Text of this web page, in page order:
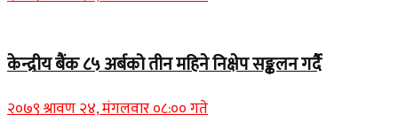
केन्द्रीय बैंक ८५ अर्बको तीन महिने निक्षेप सङ्कलन गर्दै
२०७९ श्रावण २४, मंगलवार ०८:०० गते